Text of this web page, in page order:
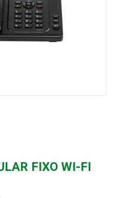
FIXO WI-FI